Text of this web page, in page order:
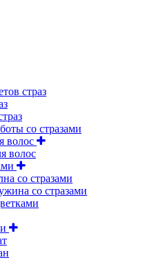
страз
со стразами
волос
волос
со стразами
со стразами